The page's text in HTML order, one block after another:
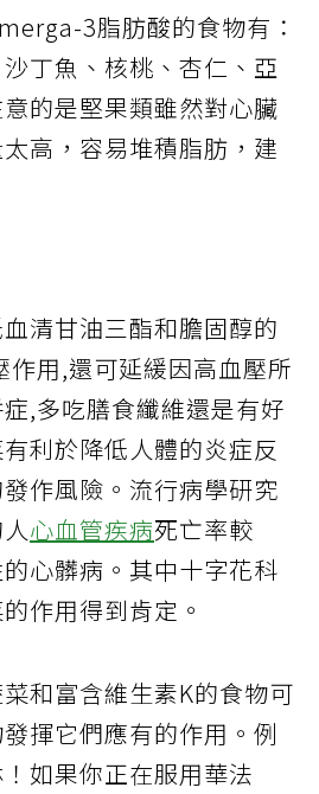
3脂肪酸的食物有：
丁魚、核桃、杏仁、亞
的是堅果類雖然對心臟
高，容易堆積脂肪，建
清甘油三酯和膽固醇的
作用,還可延緩因高血壓所
,多吃膳食纖維還是有好
利於降低人體的炎症反
作風險。流行病學研究
心血管疾病死亡率較
心髒病。其中十字花科
作用得到肯定。
和富含維生素K的食物可
揮它們應有的作用。例
如果你正在服用華法